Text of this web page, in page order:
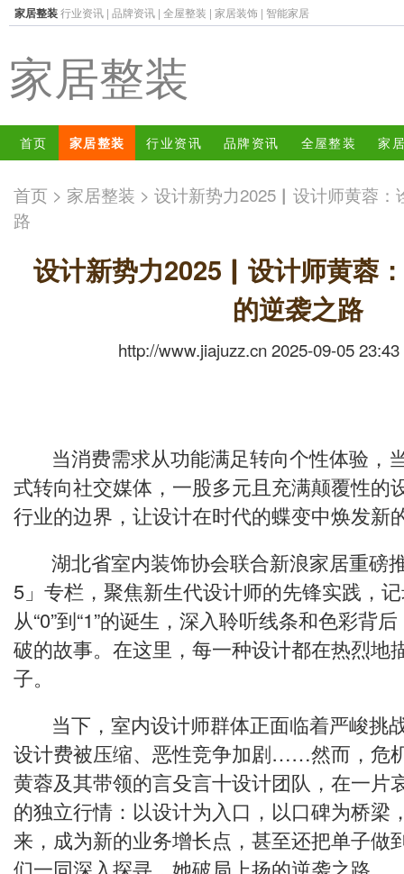
家居整装行业资讯 | 品牌资讯 | 全屋整装 | 家居装饰 | 智能家居
家居整装
首页 家居整装 行业资讯 品牌资讯 全屋整装 家
首页 > 家居整装 > 设计新势力2025▏设计师黄蓉：
路
设计新势力2025▏设计师黄蓉
的逆袭之路
http://www.jiajuzz.cn 2025-09-05 23:43
当消费需求从功能满足转向个性体验，
式转向社交媒体，一股多元且充满颠覆性的
行业的边界，让设计在时代的蝶变中焕发新
湖北省室内装饰协会联合新浪家居重磅
5」专栏，聚焦新生代设计师的先锋实践，
从“0”到“1”的诞生，深入聆听线条和色彩背
破的故事。在这里，每一种设计都在热烈地
子。
当下，室内设计师群体正面临着严峻挑
设计费被压缩、恶性竞争加剧……然而，危
黄蓉及其带领的言殳言十设计团队，在一片
的独立行情：以设计为入口，以口碑为桥梁
来，成为新的业务增长点，甚至还把单子做
们一同深入探寻，她破局上扬的逆袭之路。